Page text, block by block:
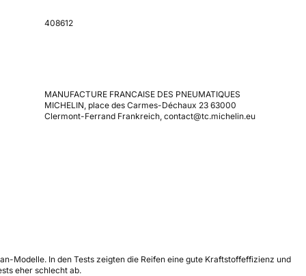
408612
MANUFACTURE FRANCAISE DES PNEUMATIQUES
MICHELIN, place des Carmes-Déchaux 23 63000
Clermont-Ferrand Frankreich, contact@tc.michelin.eu
Modelle. In den Tests zeigten die Reifen eine gute Kraftstoffeffizienz und
eher schlecht ab.